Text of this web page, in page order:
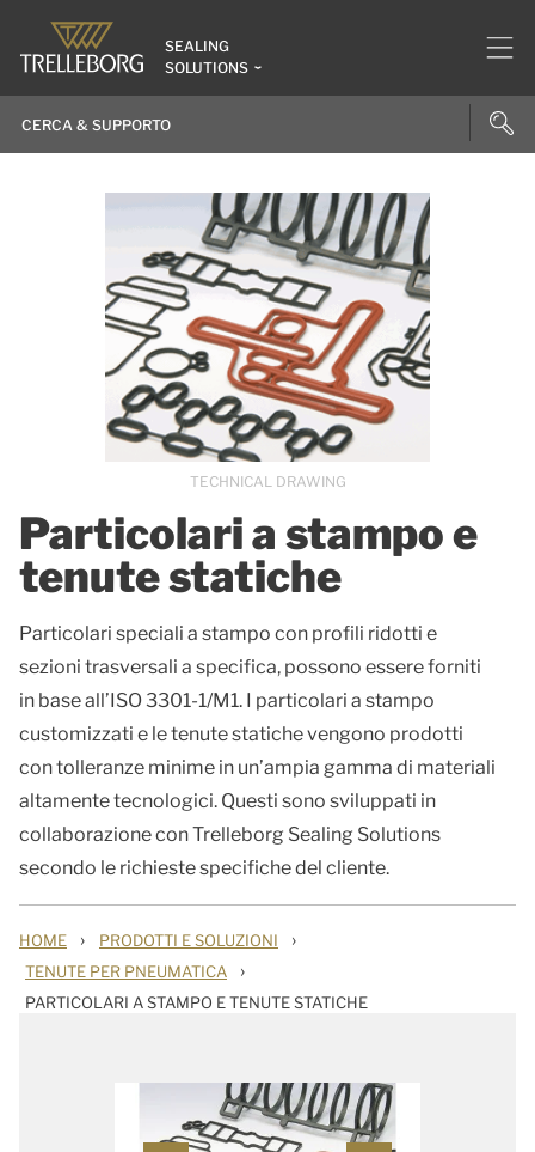
SEALING
SOLUTIONS
Particolari a stampo e
tenute statiche
Particolari speciali a stampo con profili ridotti e
sezioni trasversali a specifica, possono essere forniti
in base all’ISO 3301-1/M1. I particolari a stampo
customizzati e le tenute statiche vengono prodotti
con tolleranze minime in un’ampia gamma di materiali
altamente tecnologici. Questi sono sviluppati in
collaborazione con Trelleborg Sealing Solutions
secondo le richieste specifiche del cliente.
TECHNICAL DRAWING
HOME › PRODOTTI E SOLUZIONI ›
TENUTE PER PNEUMATICA ›
PARTICOLARI A STAMPO E TENUTE STATICHE